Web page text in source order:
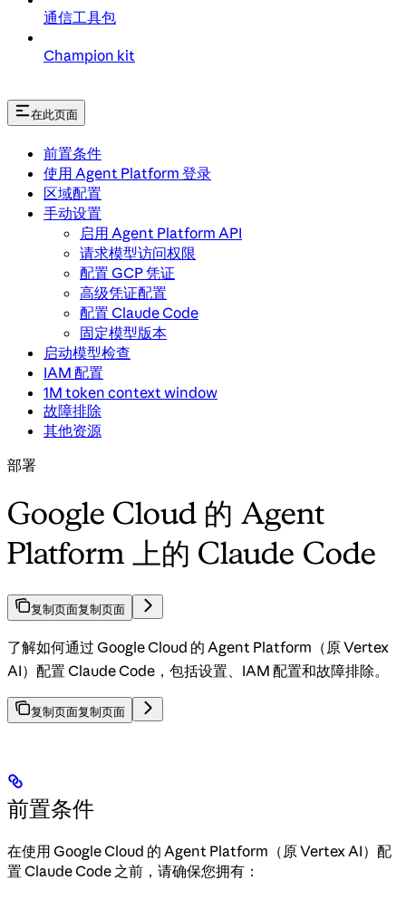
通信工具包
Champion kit
在此页面
前置条件
使用 Agent Platform 登录
区域配置
手动设置
启用 Agent Platform API
请求模型访问权限
配置 GCP 凭证
高级凭证配置
配置 Claude Code
固定模型版本
启动模型检查
IAM 配置
1M token context window
故障排除
其他资源
部署
Google Cloud 的 Agent
Platform 上的 Claude Code
复制页面复制页面
了解如何通过 Google Cloud 的 Agent Platform（原 Vertex
AI）配置 Claude Code，包括设置、IAM 配置和故障排除。
复制页面复制页面
前置条件
在使用 Google Cloud 的 Agent Platform（原 Vertex AI）配
置 Claude Code 之前，请确保您拥有：